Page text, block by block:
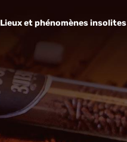
Lieux et phénomènes insolites